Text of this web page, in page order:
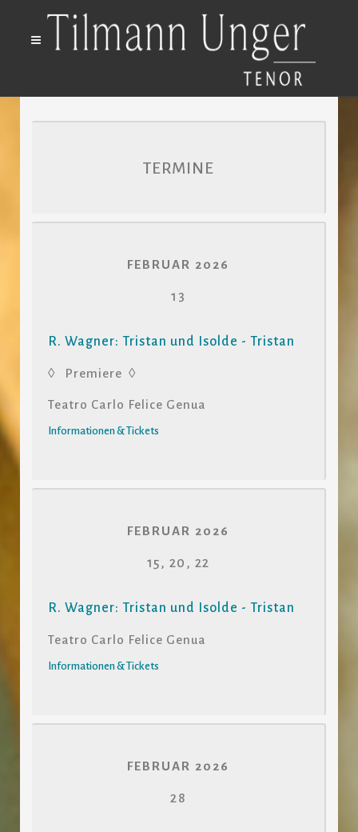
TERMINE
FEBRUAR 2026
13
R. Wagner: Tristan und Isolde - Tristan
◊ Premiere ◊
Teatro Carlo Felice Genua
Informationen & Tickets
FEBRUAR 2026
15, 20, 22
R. Wagner: Tristan und Isolde - Tristan
Teatro Carlo Felice Genua
Informationen & Tickets
FEBRUAR 2026
28